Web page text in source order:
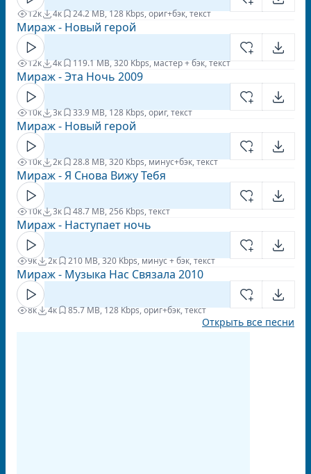
12к 4к 24.2 MB, 128 Kbps, ориг+бэк, текст
Мираж - Новый герой
12к 4к 119.1 MB, 320 Kbps, мастер + бэк, текст
Мираж - Эта Ночь 2009
10к 3к 33.9 MB, 128 Kbps, ориг, текст
Мираж - Новый герой
10к 2к 28.8 MB, 320 Kbps, минус+бэк, текст
Мираж - Я Снова Вижу Тебя
10к 3к 48.7 MB, 256 Kbps, текст
Мираж - Наступает ночь
9к 2к 210 MB, 320 Kbps, минус + бэк, текст
Мираж - Музыка Нас Связала 2010
8к 4к 85.7 MB, 128 Kbps, ориг+бэк, текст
Открыть все песни